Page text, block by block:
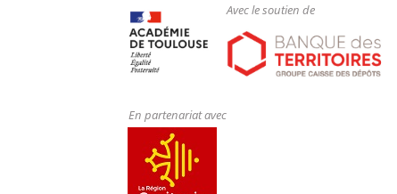
Avec le soutien de
En partenariat avec